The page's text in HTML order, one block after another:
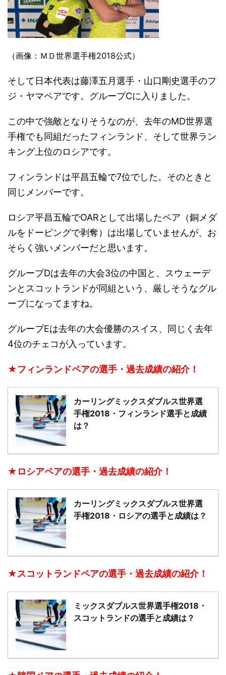
（画像：ＭＤ世界選手権2018公式）
そして日本代表は藤澤五月選手・山口剛史選手のフ
ジ・ヤマペアです。グループCに入りました。
この中で強敵となりそうなのが、去年のMD世界選
手権でも同組だったフィンランド、そして世界ラン
キング上位のロシアです。
フィンランドは平昌五輪で7位でした。そのときと
同じメンバーです。
ロシア平昌五輪でOARとして出場したペア（銅メダ
ルをドーピングで剥奪）は出場していませんが、お
そらく強いメンバーだと思います。
グループDは去年の大会3位の中国と、スウェーデ
ンとスコットランドが同組という、厳しそうなグル
ープになってますね。
グループEは去年の大会優勝のスイス、同じく去年
4位のチェコが入っています。
★フィンランドペアの選手・過去成績の紹介！
カーリングミックスダブルス世界選
手権2018・フィンランド選手と成績
は？
★ロシアペアの選手・過去成績の紹介！
カーリングミックスダブルス世界選
手権2018・ロシアの選手と成績は？
★スコットランドペアの選手・過去成績の紹介！
ミックスダブルス世界選手権2018・
スコットランドの選手と成績は？